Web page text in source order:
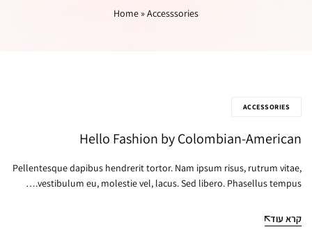
Home »Accesssories
ACCESSORIES
Hello Fashion by Colombian-American
Pellentesque dapibus hendrerit tortor. Nam ipsum risus, rutrum vitae,
vestibulum eu, molestie vel, lacus. Sed libero. Phasellus tempus.…
קרא עוד